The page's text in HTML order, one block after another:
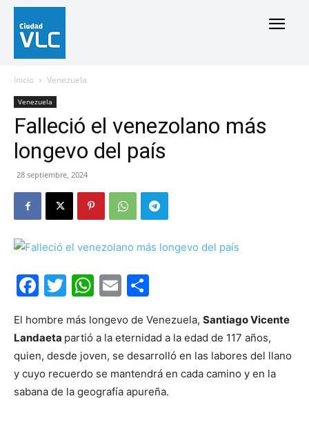
Inicio Venezuela
Venezuela
Falleció el venezolano más
longevo del país
28 septiembre, 2024
Facebook
Twitter
WhatsApp
Email
El hombre más longevo de Venezuela, Santiago Vicente
Landaeta partió a la eternidad a la edad de 117 años,
quien, desde joven, se desarrolló en las labores del llano
y cuyo recuerdo se mantendrá en cada camino y en la
sabana de la geografía apureña.